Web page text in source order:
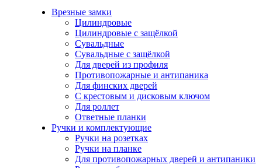
Врезные замки
Цилиндровые
Цилиндровые с защёлкой
Сувальдные
Сувальдные с защёлкой
Для дверей из профиля
Противопожарные и антипаника
Для финских дверей
С крестовым и дисковым ключом
Для роллет
Ответные планки
Ручки и комплектующие
Ручки на розетках
Ручки на планке
Для противопожарных дверей и антипаники